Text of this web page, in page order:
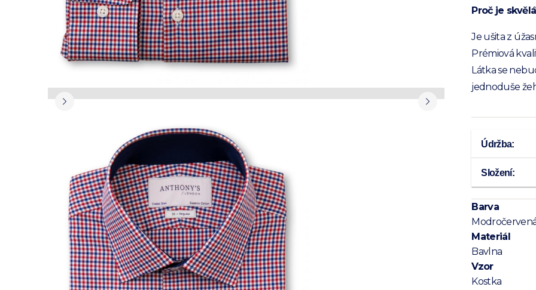
Proč je
Je ušita z
Prémiová
Látka se
jednoduše
Údržba:
Složení:
Barva
Materiál
Bavlna
Vzor
Kostka